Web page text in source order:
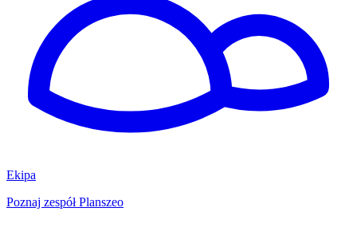
Ekipa
Poznaj zespół Planszeo